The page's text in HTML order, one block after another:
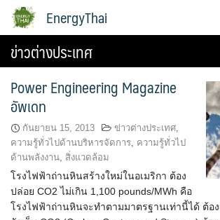
Skip
content
เกี่ยวกับผู้เขียน
EnergyThai
ข่าวต่างประเทศ
Power Engineering Magazine
อัพเดท
กันยายน 15, 2013 ข่าวต่างประเทศ,
ความรู้ทั่วไปด้านบริหารจัดการ, ความรู้ทั่วไป
ด้านพลังงาน, สิ่งแวดล้อม
โรงไฟฟ้าถ่านหินสร้างใหม่ในอเมริกา ต้อง
ปล่อย CO2 ไม่เกิน 1,100 pounds/MWh คือ
โรงไฟฟ้าถ่านหินจะทำตามมาตรฐานเท่านี้ได้ ต้อ